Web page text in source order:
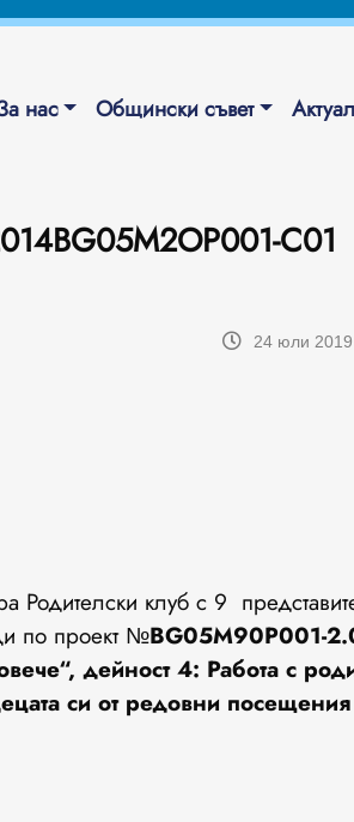
нас Общински съвет
C01
24 юли 2019
Родителски клуб с 9
по проект №BG05M90P001-
дейност 4: Работа с
си от редовни